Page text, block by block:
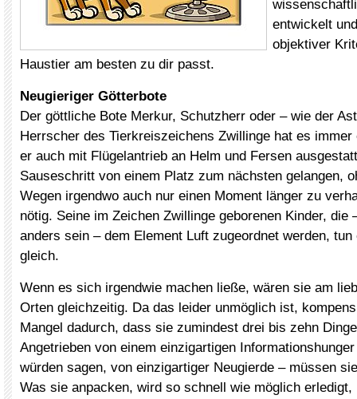
entwickelt
objektiver
Haustier am besten zu dir passt.
Neugieriger Götterbote
Der göttliche Bote Merkur, Schutzherr oder – wie der
Herrscher des Tierkreiszeichens Zwillinge hat es immer
er auch mit Flügelantrieb an Helm und Fersen
Sauseschritt von einem Platz zum nächsten gelangen,
Wegen irgendwo auch nur einen Moment länger zu
nötig. Seine im Zeichen Zwillinge geborenen Kinder, die
anders sein – dem Element Luft zugeordnet werden,
gleich.
Wenn es sich irgendwie machen ließe, wären sie am
Orten gleichzeitig. Da das leider unmöglich ist,
Mangel dadurch, dass sie zumindest drei bis zehn
Angetrieben von einem einzigartigen
würden sagen, von einzigartiger Neugierde – müssen
Was sie anpacken, wird so schnell wie möglich